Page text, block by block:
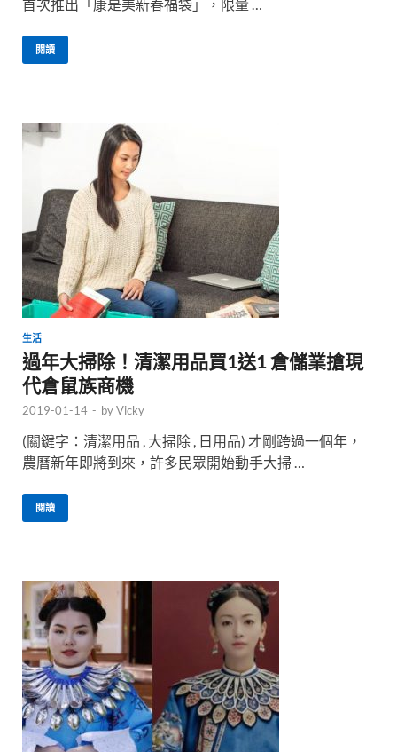
首次推出「康是美新春福袋」，限量 …
閱讀
生活
過年大掃除！清潔用品買1送1 倉儲業搶現
代倉鼠族商機
2019-01-14 - byVicky
(關鍵字：清潔用品 , 大掃除 , 日用品) 才剛跨過一個年，
農曆新年即將到來，許多民眾開始動手大掃 …
閱讀